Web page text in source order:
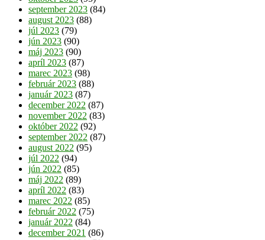
september 2023 (84)
august 2023 (88)
júl 2023 (79)
jún 2023 (90)
máj 2023 (90)
apríl 2023 (87)
marec 2023 (98)
február 2023 (88)
január 2023 (87)
december 2022 (87)
november 2022 (83)
október 2022 (92)
september 2022 (87)
august 2022 (95)
júl 2022 (94)
jún 2022 (85)
máj 2022 (89)
apríl 2022 (83)
marec 2022 (85)
február 2022 (75)
január 2022 (84)
december 2021 (86)